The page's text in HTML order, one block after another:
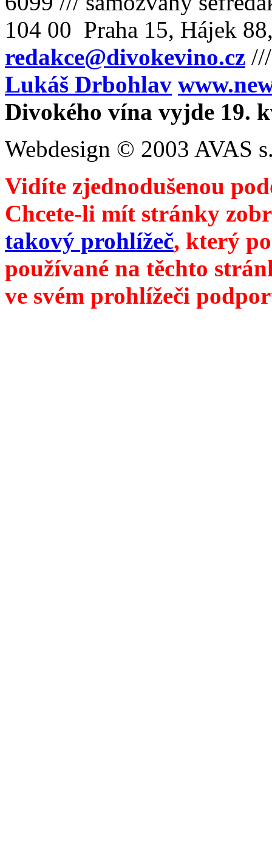
104 00 Praha 15, Hájek
redakce@divokevino.cz
Lukáš Drbohlav
Divokého vína vyjde 19.
Webdesign © 2003 AVAS
Vidíte zjednodušenou
Chcete-li mít stránky
takový prohlížeč, který
používané na těchto
ve svém prohlížeči